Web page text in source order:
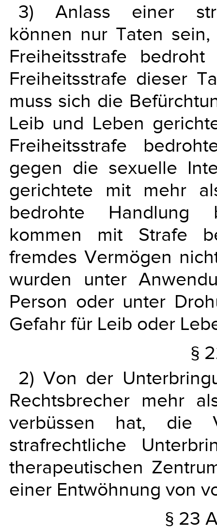
3) Anlass einer
können nur Taten
Freiheitsstrafe
Freiheitsstrafe dieser
muss sich die
Leib und Leben
Freiheitsstrafe
gegen die sexuelle
gerichtete mit mehr
bedrohte Handlung
kommen mit Strafe
fremdes Vermögen
wurden unter
Person oder unter
Gefahr für Leib oder
§
2) Von der
Rechtsbrecher mehr
verbüssen hat, die
strafrechtliche
therapeutischen
einer Entwöhnung von
§ 23